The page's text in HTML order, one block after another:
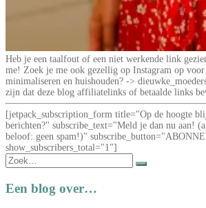
Heb je een taalfout of een niet werkende link
me! Zoek je me ook gezellig op Instagram op
minimaliseren en huishouden? ->
zijn dat deze blog affiliatelinks of betaalde links
[jetpack_subscription_form title="Op de hoogte
berichten?" subscribe_text="Meld je dan nu aan!
beloof: geen spam!)"
show_subscribers_total="1"]
Zoek
naar:
Een blog over…